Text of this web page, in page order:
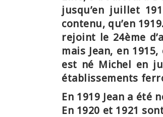
jusqu’en juillet
contenu, qu’en
rejoint le 24ème
mais Jean, en
est né Michel en
établissements
En 1919 Jean a été
En 1920 et 1921